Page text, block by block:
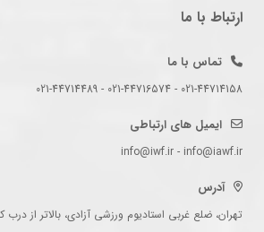
ارتباط با ما
تماس با ما
021-44714158 - 021-44716574 - 021-44714489
ایمیل های ارتباطی
info@iwf.ir - info@iawf.ir
آدرس
تهران، ضلع غربی استادیوم ورزشی آزادی، بالاتر از